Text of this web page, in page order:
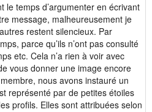
le temps d’argumenter en écrivant
message, malheureusement je
restent silencieux. Par
parce qu’ils n’ont pas consulté
etc. Cela n’a rien à voir avec
vous donner une image encore
nous avons instauré un
représenté par de petites étoiles
profils. Elles sont attribuées selon